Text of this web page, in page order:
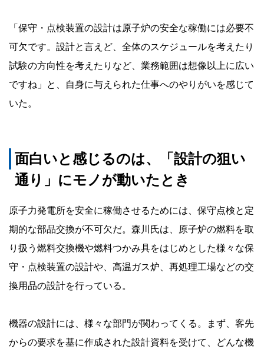
「保守・点検装置の設計は原子炉の安全な稼働には必要不
可欠です。設計と言えど、全体のスケジュールを考えたり
試験の方向性を考えたりなど、業務範囲は想像以上に広い
ですね」と、自身に与えられた仕事へのやりがいを感じて
いた。
面白いと感じるのは、「設計の狙い
通り」にモノが動いたとき
原子力発電所を安全に稼働させるためには、保守点検と定
期的な部品交換が不可欠だ。森川氏は、原子炉の燃料を取
り扱う燃料交換機や燃料つかみ具をはじめとした様々な保
守・点検装置の設計や、高温ガス炉、再処理工場などの交
換用品の設計を行っている。
機器の設計には、様々な部門が関わってくる。まず、客先
からの要求を基に作成された設計資料を受けて、どんな機